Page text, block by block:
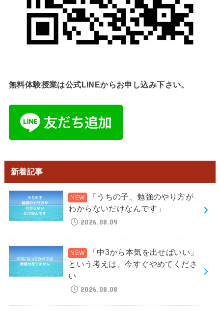
無料体験授業は公式LINEからお申し込み下さい。
新着記事
「うちの子、勉強のやり方が
わからないだけなんです」
2026.08.09
「中3から本気を出せばいい」
という考えは、今すぐやめてくださ
い
2026.08.08